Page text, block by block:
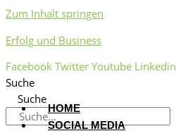
Zum Inhalt springen
Erfolg und Business
Facebook Twitter Youtube Linkedin
Suche
Suche
HOME
SOCIAL MEDIA